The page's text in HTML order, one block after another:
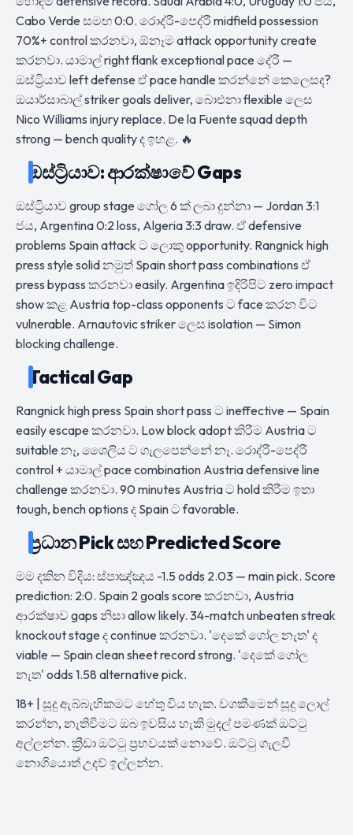
Cabo Verde සමඟ 0:0. රොද්රී-පෙද්රී midfield possession
70%+ control කරනවා, ඕනෑම attack opportunity create
කරනවා. යාමාල් right flank exceptional pace දේරී —
ඔස්ට්‍රියාව left defense ඒ pace handle කරන්නේ කෙලෙසද?
ඔයාර්සාබාල් striker goals deliver, බාෙඑනා flexible ලෙස
Nico Williams injury replace. De la Fuente squad depth
strong — bench quality ද ඉහළ. 🔥
ඔස්ට්‍රියාව: ආරක්ෂාවේ Gaps
ඔස්ට්‍රියාව group stage ගෝල 6 ක් ලබා දුන්නා — Jordan 3:1
ජය, Argentina 0:2 loss, Algeria 3:3 draw. ඒ defensive
problems Spain attack ට ලොකු opportunity. Rangnick high
press style solid නමුත් Spain short pass combinations ඒ
press bypass කරනවා easily. Argentina ඉදිරිපිට zero impact
show කළ Austria top-class opponents ට face කරන විට
vulnerable. Arnautovic striker ලෙස isolation — Simon
blocking challenge.
Tactical Gap
Rangnick high press Spain short pass ට ineffective — Spain
easily escape කරනවා. Low block adopt කිරීම Austria ට
suitable නෑ, ශෛලිය ට ගැලපෙන්නේ නෑ. රොද්රී-පෙද්රී
control + යාමාල් pace combination Austria defensive line
challenge කරනවා. 90 minutes Austria ට hold කිරීම ඉතා
tough, bench options ද Spain ට favorable.
ප්‍රධාන Pick සහ Predicted Score
මම දකින විදිය: ස්පාඤ්ඤය -1.5 odds 2.03 — main pick. Score
prediction: 2:0. Spain 2 goals score කරනවා, Austria
ආරක්ෂාව gaps නිසා allow likely. 34-match unbeaten streak
knockout stage ද continue කරනවා. 'දෙකේ ගෝල නැත' ද
viable — Spain clean sheet record strong. 'දෙකේ ගෝල
නැත' odds 1.58 alternative pick.
18+ | සූදු ඇබ්බැහිකමට හේතු විය හැක. වගකීමෙන් සූදු ලොල්
කරන්න, නැතිවීමට ඔබ ඉවසිය හැකි මුදල් පමණක් ඔට්ටු
අල්ලන්න. ක්‍රීඩා ඔට්ටු ප්‍රභවයක් නොවේ. ඔට්ටු ගැලවී
නොගියොත් උදව් ඉල්ලන්න.